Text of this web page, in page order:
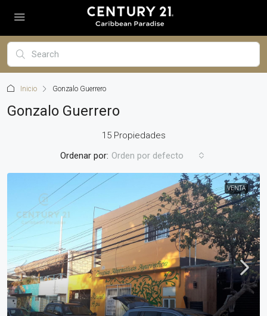
Inicio Gonzalo Guerrero
Gonzalo Guerrero
15 Propiedades
Ordenar por: Orden por defecto
VENTA